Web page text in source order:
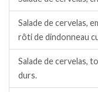
Salade de cervelas,
rôti de dindonneau
Salade de cervelas,
durs.